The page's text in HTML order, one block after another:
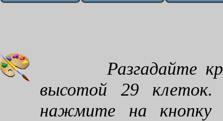
Разгадайте
высотой 29 клеток.
нажмите на кнопку